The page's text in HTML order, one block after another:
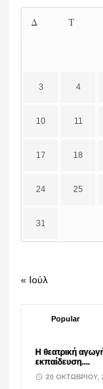
Δ Τ
3 4
10 11
17 18
24 25
31
« Ιούλ
Popular
Η θεατρική
εκπαίδευση....
20 ΟΚΤΩΒΡΊΟΥ,